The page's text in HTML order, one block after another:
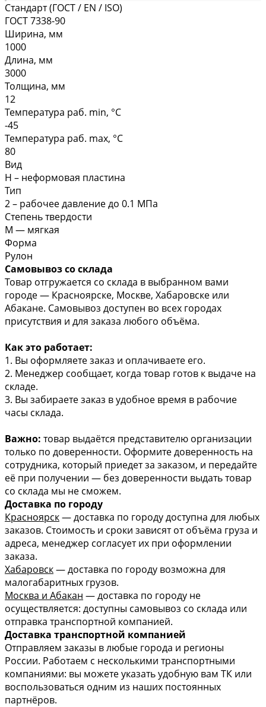
Стандарт (ГОСТ / EN / ISO)
ГОСТ 7338-90
Ширина, мм
1000
Длина, мм
3000
Толщина, мм
12
Температура раб. min, °C
-45
Температура раб. max, °C
80
Вид
Н – неформовая пластина
Тип
2 – рабочее давление до 0.1 МПа
Степень твердости
М — мягкая
Форма
Рулон
Самовывоз со склада
Товар отгружается со склада в выбранном вами
городе — Красноярске, Москве, Хабаровске или
Абакане. Самовывоз доступен во всех городах
присутствия и для заказа любого объёма.
Как это работает:
1. Вы оформляете заказ и оплачиваете его.
2. Менеджер сообщает, когда товар готов к выдаче на
складе.
3. Вы забираете заказ в удобное время в рабочие
часы склада.
Важно: товар выдаётся представителю организации
только по доверенности. Оформите доверенность на
сотрудника, который приедет за заказом, и передайте
её при получении — без доверенности выдать товар
со склада мы не сможем.
Доставка по городу
Красноярск— доставка по городу доступна для любых
заказов. Стоимость и сроки зависят от объёма груза и
адреса, менеджер согласует их при оформлении
заказа.
Хабаровск— доставка по городу возможна для
малогабаритных грузов.
Москва и Абакан — доставка по городу не
осуществляется: доступны самовывоз со склада или
отправка транспортной компанией.
Доставка транспортной компанией
Отправляем заказы в любые города и регионы
России. Работаем с несколькими транспортными
компаниями: вы можете указать удобную вам ТК или
воспользоваться одним из наших постоянных
партнёров.